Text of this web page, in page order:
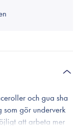
och gua sha
som gör underverk
att arbeta mer